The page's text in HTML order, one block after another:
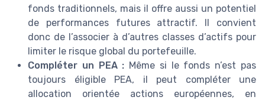
fonds traditionnels, mais il offre aussi un potentiel
de performances futures attractif. Il convient
donc de l’associer à d’autres classes d’actifs pour
limiter le risque global du portefeuille.
Compléter un PEA : Même si le fonds n’est pas
toujours éligible PEA, il peut compléter une
allocation orientée actions européennes, en